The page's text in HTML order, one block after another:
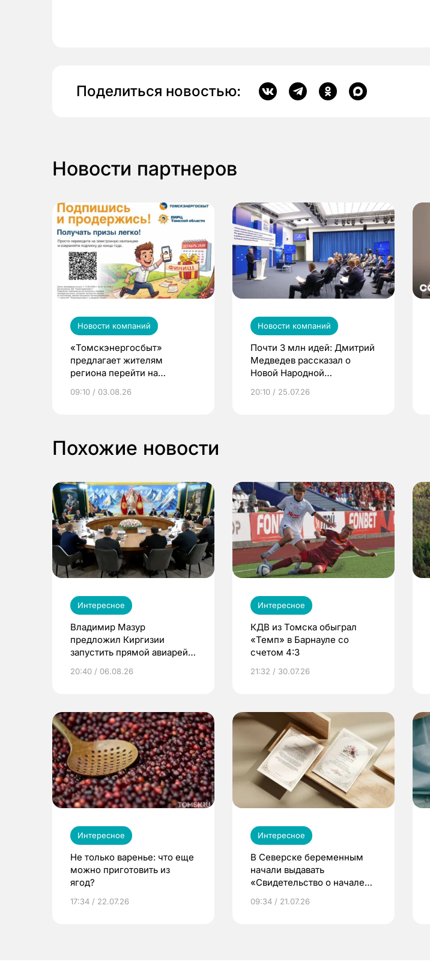
Поделиться новостью:
Новости партнеров
Новости компаний
«Томскэнергосбыт»
предлагает жителям
региона перейти на
выиграть призы
09:10 / 03.08.26
Новости компаний
Почти 3 млн идей: Дмитрий
Медведев рассказал о
Новой Народной
20:10 / 25.07.26
Похожие новости
Интересное
Владимир Мазур
предложил Киргизии
запустить прямой авиарейс
20:40 / 06.08.26
Интересное
КДВ из Томска обыграл
«Темп» в Барнауле со
счетом 4:3
21:32 / 30.07.26
Интересное
Не только варенье: что еще
можно приготовить из
ягод?
17:34 / 22.07.26
Интересное
В Северске беременным
начали выдавать
«Свидетельство о начале
09:34 / 21.07.26